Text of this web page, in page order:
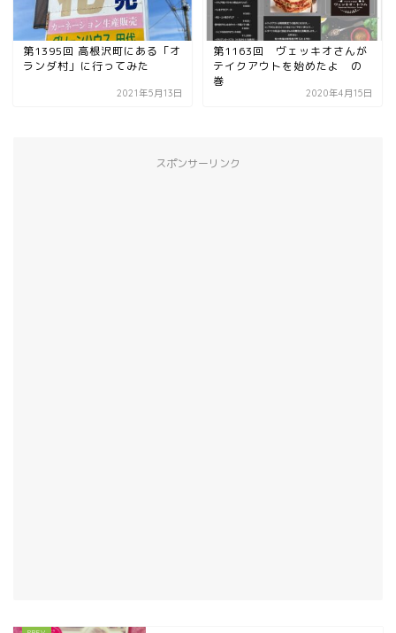
第1395回 高根沢町にある「オ
ランダ村」に行ってみた
2021年5月13日
第1163回 ヴェッキオさんが
テイクアウトを始めたよ の
巻
2020年4月15日
スポンサーリンク